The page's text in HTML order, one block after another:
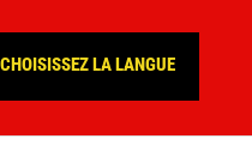
CHOISISSEZ LA LANGUE